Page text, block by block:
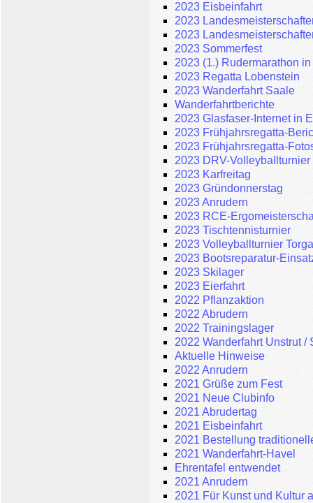
2023 Eisbeinfahrt
2023
2023
2023 Sommerfest
2023 (1.) Rudermarathon
2023 Regatta Lobenstein
2023 Wanderfahrt Saale
Wanderfahrtberichte
2023 Glasfaser-Internet in
2023 Frühjahrsregatta-
2023 Frühjahrsregatta-
2023 DRV-Volleyballturnier
2023 Karfreitag
2023 Gründonnerstag
2023 Anrudern
2023 RCE-
2023 Tischtennisturnier
2023 Volleyballturnier
2023 Bootsreparatur-
2023 Skilager
2023 Eierfahrt
2022 Pflanzaktion
2022 Abrudern
2022 Trainingslager
2022 Wanderfahrt Unstrut /
Aktuelle Hinweise
2022 Anrudern
2021 Grüße zum Fest
2021 Neue Clubinfo
2021 Abrudertag
2021 Eisbeinfahrt
2021 Bestellung
2021 Wanderfahrt-Havel
Ehrentafel entwendet
2021 Anrudern
2021 Für Kunst und Kultur